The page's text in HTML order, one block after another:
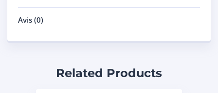
Avis (0)
Related Products